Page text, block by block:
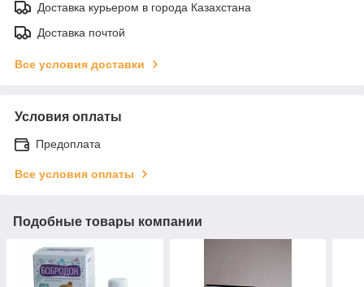
Доставка курьером в города Казахстана
Доставка почтой
Все условия доставки
Условия оплаты
Предоплата
Все условия оплаты
Подобные товары компании